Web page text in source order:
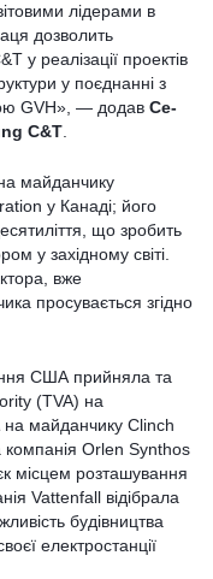
лідерами в
дозволить
у реалізації проектів
у поєднанні з
GVH», — додав Се-
C&T
майданчику
у Канаді; його
що зробить
у західному світі.
вже
просувається згідно
США прийняла та
(TVA) на
майданчику Clinch
компанія Orlen Synthos
місцем розташування
Vattenfall відібрала
будівництва
електростанції